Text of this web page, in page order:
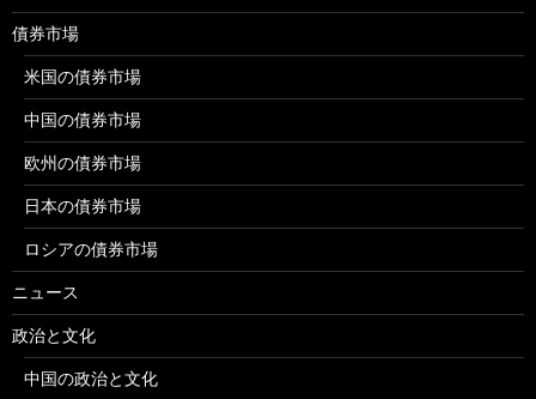
債券市場
米国の債券市場
中国の債券市場
欧州の債券市場
日本の債券市場
ロシアの債券市場
ニュース
政治と文化
中国の政治と文化